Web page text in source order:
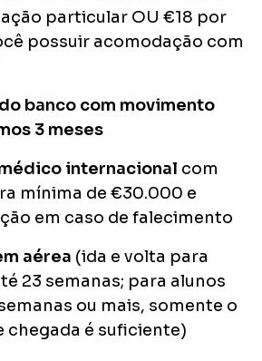
particular OU €18 por
possuir acomodação com
banco com movimento
3 meses
internacional com
mínima de €30.000 e
em caso de falecimento
aérea (ida e volta para
23 semanas; para alunos
ou mais, somente o
chegada é suficiente)